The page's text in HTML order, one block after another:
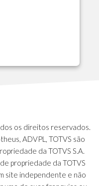
os direitos reservados.
ADVPL, TOTVS são
da TOTVS S.A.
propriedade da TOTVS
site independente e não